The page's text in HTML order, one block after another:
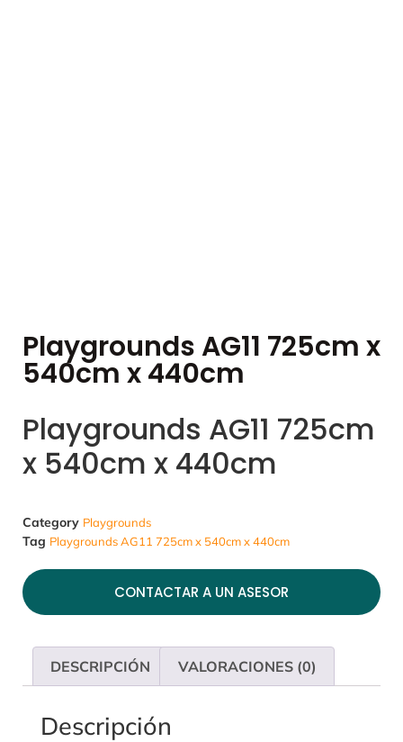
Playgrounds AG11 725cm x
540cm x 440cm
Playgrounds AG11 725cm
x 540cm x 440cm
Category Playgrounds
Tag Playgrounds AG11 725cm x 540cm x 440cm
CONTACTAR A UN ASESOR
DESCRIPCIÓN VALORACIONES (0)
Descripción